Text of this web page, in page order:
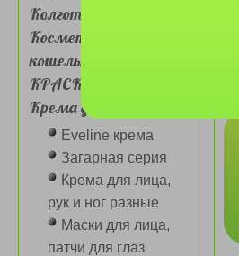
Колготки, носочки
Косметички, сумочки,
кошельки
КРАСКА ДЛЯ ВОЛОС
Крема для лица и глаз
Eveline крема
Загарная серия
Крема для лица,
рук и ног разные
Маски для лица,
патчи для глаз